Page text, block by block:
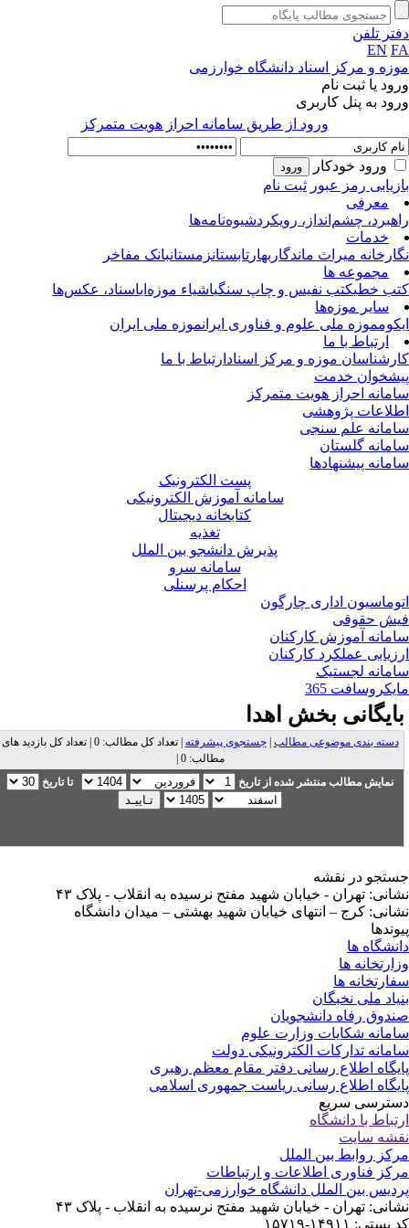
تلفن
EN
و مرکز اسناد دانشگاه خوارزمی
یا ثبت نام
به پنل کاربری
ورود از طريق سامانه احراز هويت متمركز
ورود خودکار
رمز عبور ثبت نام
معرفی
چشم‌انداز، رویکرد شیوه‌نامه‌ها
خدمات
میراث ماندگاربهارتابستانزمستانبانک مفاخر
مجموعه ها
خطیکتب نفیس و چاپ سنگیاشیاء موزه‌ایاسناد، عکس‌ها
سایر موزه‌ها
موزه ملی علوم و فناوری ایران موزه ملی ایران
ارتباط با ما
موزه و مرکز اسنادارتباط با ما
خدمت
احراز هویت متمرکز
پژوهشی
علم سنجی
گلستان
پیشنهادها
پست الکترونیک
سامانه آموزش الکترونیکی
کتابخانه دیجیتال
تغذیه
پذیرش دانشجو بین الملل
سامانه سرو
احکام پرسنلی
اداری چارگون
حقوقی
آموزش کارکنان
عملکرد کارکنان
لجستیک
365
بخشاهدا
دسته بندی موضوعی مطالب|جستجوی پیشرفته
| تعداد کل مطالب: 0 | تعداد کل بازدید های
مطالب: 0 |
نمایش مطالب منتشر شده از تاریخ
تا تاریخ
در نقشه
تهران - خیابان شهید مفتح نرسیده به انقلاب - پلاک ۴۳
کرج – انتهای خیابان شهید بهشتی – میدان دانشگاه
ها
ها
ها
ملی نخبگان
رفاه دانشجویان
شکایات وزارت علوم
تدارکات الکترونیکی دولت
اطلاع رسانی دفتر مقام معظم رهبری
اطلاع رسانی ریاست جمهوری اسلامی
سریع
با دانشگاه
سایت
روابط بین الملل
فناوری اطلاعات و ارتباطات
بین الملل دانشگاه خوارزمی-تهران
تهران - خیابان شهید مفتح نرسیده به انقلاب - پلاک ۴۳
۱۴۹۱۱-۱۵۷۱۹